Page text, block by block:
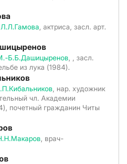
Л.Л.Гамова , актриса, засл. арт.
Б.Б.Дашицыренов , , засл.
из лука (1984).
, нар. художник
чл. Академии
почетный гражданин Читы
, врач-